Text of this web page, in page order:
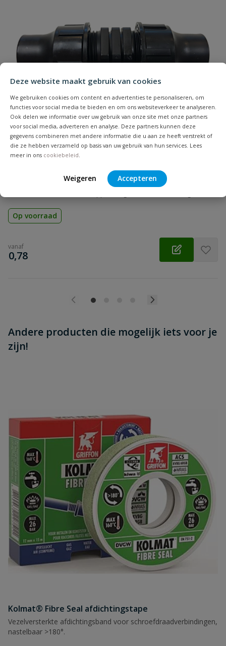
Deze website maakt gebruik van cookies
We gebruiken cookies om content en advertenties te personaliseren, om
functies voor social media te bieden en om ons websiteverkeer te analyseren.
Ook delen we informatie over uw gebruik van onze site met onze partners
voor social media, adverteren en analyse. Deze partners kunnen deze
gegevens combineren met andere informatie die u aan ze heeft verstrekt of
die ze hebben verzameld op basis van uw gebruik van hun services. Lees
meer in ons cookiebeleid
Weigeren Accepteren
Naam
Samenvatting
Beoordeling
Beoordeling versturen
Druppelslang klemkoppeling sok
Materiaal: PP | Aansluiting: klem | Diameter: 16, 20 en 25 mm |
Op voorraad
vanaf
€
0,78
Andere producten die mogelijk iets voor je
zijn!
Kolmat® Fibre Seal afdichtingstape
Vezelversterkte afdichtingsband voor schroefdraadverbindingen,
nastelbaar >180°.